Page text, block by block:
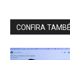
CONFIRA